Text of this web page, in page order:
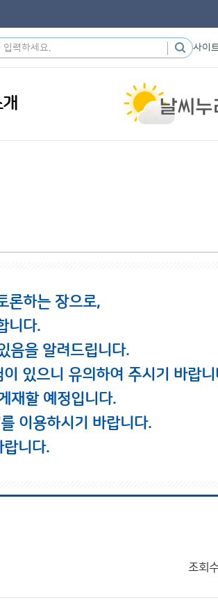
사이
론하는 장으로,
니다.
음을 알려드립니다.
있으니 유의하여 주시기 바랍니
재할 예정입니다.
이용하시기 바랍니다.
니다.
조회